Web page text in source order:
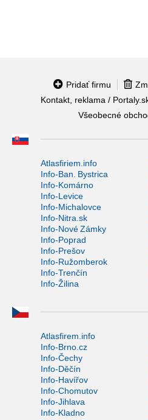
Pridať firmu
Kontakt, reklama /
Všeobecné
Atlasfiriem.info
Info-Ban. Bystrica
Info-Komárno
Info-Levice
Info-Michalovce
Info-Nitra.sk
Info-Nové Zámky
Info-Poprad
Info-Prešov
Info-Ružomberok
Info-Trenčín
Info-Žilina
Atlasfirem.info
Info-Brno.cz
Info-Čechy
Info-Děčín
Info-Havířov
Info-Chomutov
Info-Jihlava
Info-Kladno